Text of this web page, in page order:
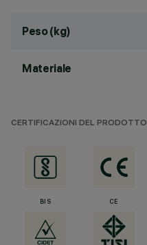
Peso (kg)
Materiale
CERTIFICAZIONI DEL PRODOTTO
BIS CE